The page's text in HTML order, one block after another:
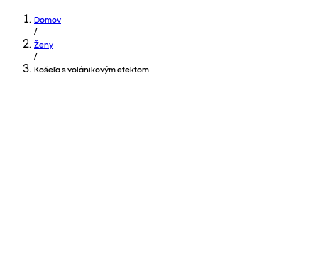
Domov
/
Ženy
/
Košeľa s volánikovým efektom